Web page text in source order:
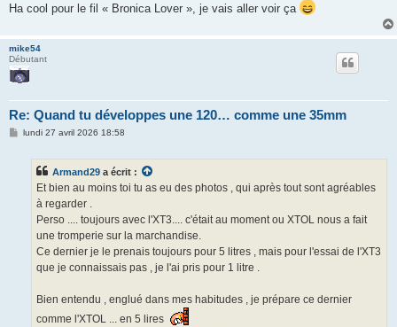
Ha cool pour le fil « Bronica Lover », je vais aller voir ça
mike54
Débutant
Re: Quand tu développes une 120… comme une 35mm
Mlundi 27 avril 2026 18:58
Armand29 a écrit :
Et bien au moins toi tu as eu des photos , qui après tout sont agréables
à regarder .
Perso .... toujours avec l'XT3.... c'était au moment ou XTOL nous a fait
une tromperie sur la marchandise.
Ce dernier je le prenais toujours pour 5 litres , mais pour l'essai de l'XT3
que je connaissais pas , je l'ai pris pour 1 litre .
Bien entendu , englué dans mes habitudes , je prépare ce dernier
comme l'XTOL ... en 5 lires